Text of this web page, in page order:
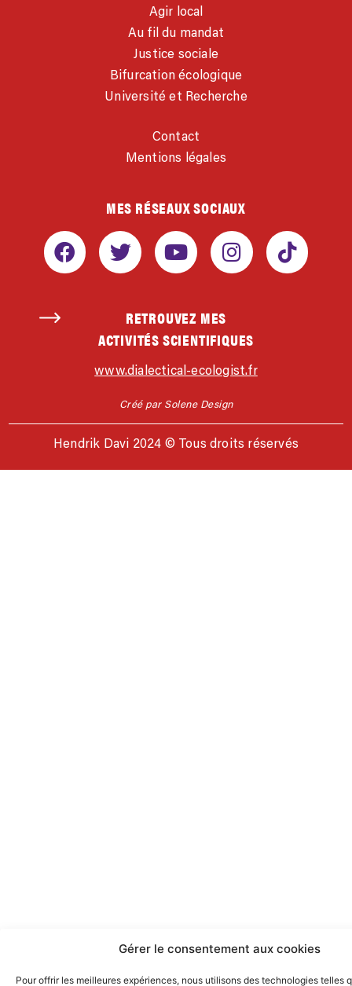
Gérer le consentement aux cookies
Pour offrir les meilleures expériences, nous utilisons des technologies telles
Agir local
Au fil du mandat
Justice sociale
Bifurcation écologique
Université et Recherche
Contact
Mentions légales
MES RÉSEAUX SOCIAUX
RETROUVEZ MES
ACTIVITÉS SCIENTIFIQUES
www.dialectical-ecologist.fr
Créé par Solene Design
Hendrik Davi 2024 © Tous droits réservés